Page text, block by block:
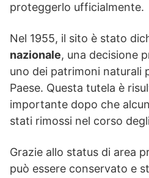
proteggerlo ufficialmente.
Nel 1955, il sito è stato
nazionale, una decisione
uno dei patrimoni naturali
Paese. Questa tutela è
importante dopo che
stati rimossi nel corso
Grazie allo status di area
può essere conservato e